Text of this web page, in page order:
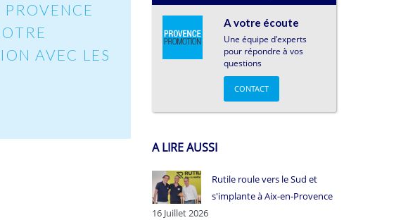
AVEC LES
A votre écoute
Une équipe d'experts
pour répondre à vos
questions
CONTACT
A LIRE AUSSI
Rutile roule vers le Sud et
s'implante à Aix-en-Provence
16 Juillet 2026